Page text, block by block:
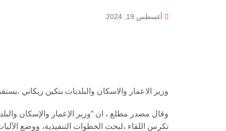
أغسطس 19, 2024
وزير الاعمار والاسكان والبلديات بنكين ريكاني
وقال مصدر مطلع ، ان “وزير الإعمار والإسكان
تكرس اللقاء ،لبحث الخطوات التنفيذية، ووضع